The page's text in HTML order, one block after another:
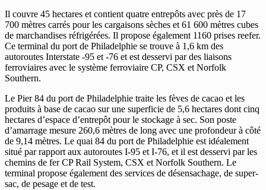
Il couvre 45 hectares et contient quatre entrepôts avec près de 17
700 mètres carrés pour les cargaisons sèches et 61 600 mètres cubes
de marchandises réfrigérées. Il propose également 1160 prises reefer.
Ce terminal du port de Philadelphie se trouve à 1,6 km des
autoroutes Interstate -95 et -76 et est desservi par des liaisons
ferroviaires avec le système ferroviaire CP, CSX et Norfolk
Southern.
Le Pier 84 du port de Philadelphie traite les fèves de cacao et les
produits à base de cacao sur une superficie de 5,6 hectares dont cinq
hectares d’espace d’entrepôt pour le stockage à sec. Son poste
d’amarrage mesure 260,6 mètres de long avec une profondeur à côté
de 9,14 mètres. Le quai 84 du port de Philadelphie est idéalement
situé par rapport aux autoroutes I-95 et I-76, et il est desservi par les
chemins de fer CP Rail System, CSX et Norfolk Southern. Le
terminal propose également des services de désensachage, de super-
sac, de pesage et de test.